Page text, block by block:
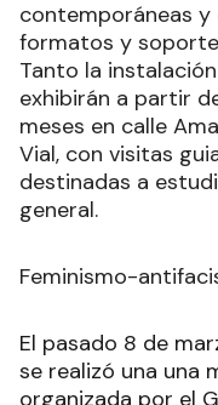
contemporáneas
formatos y
Tanto la
exhibirán a partir
meses en calle
Vial, con visitas
destinadas a
general.
Feminismo-
El pasado 8 de
se realizó una una
organizada por el